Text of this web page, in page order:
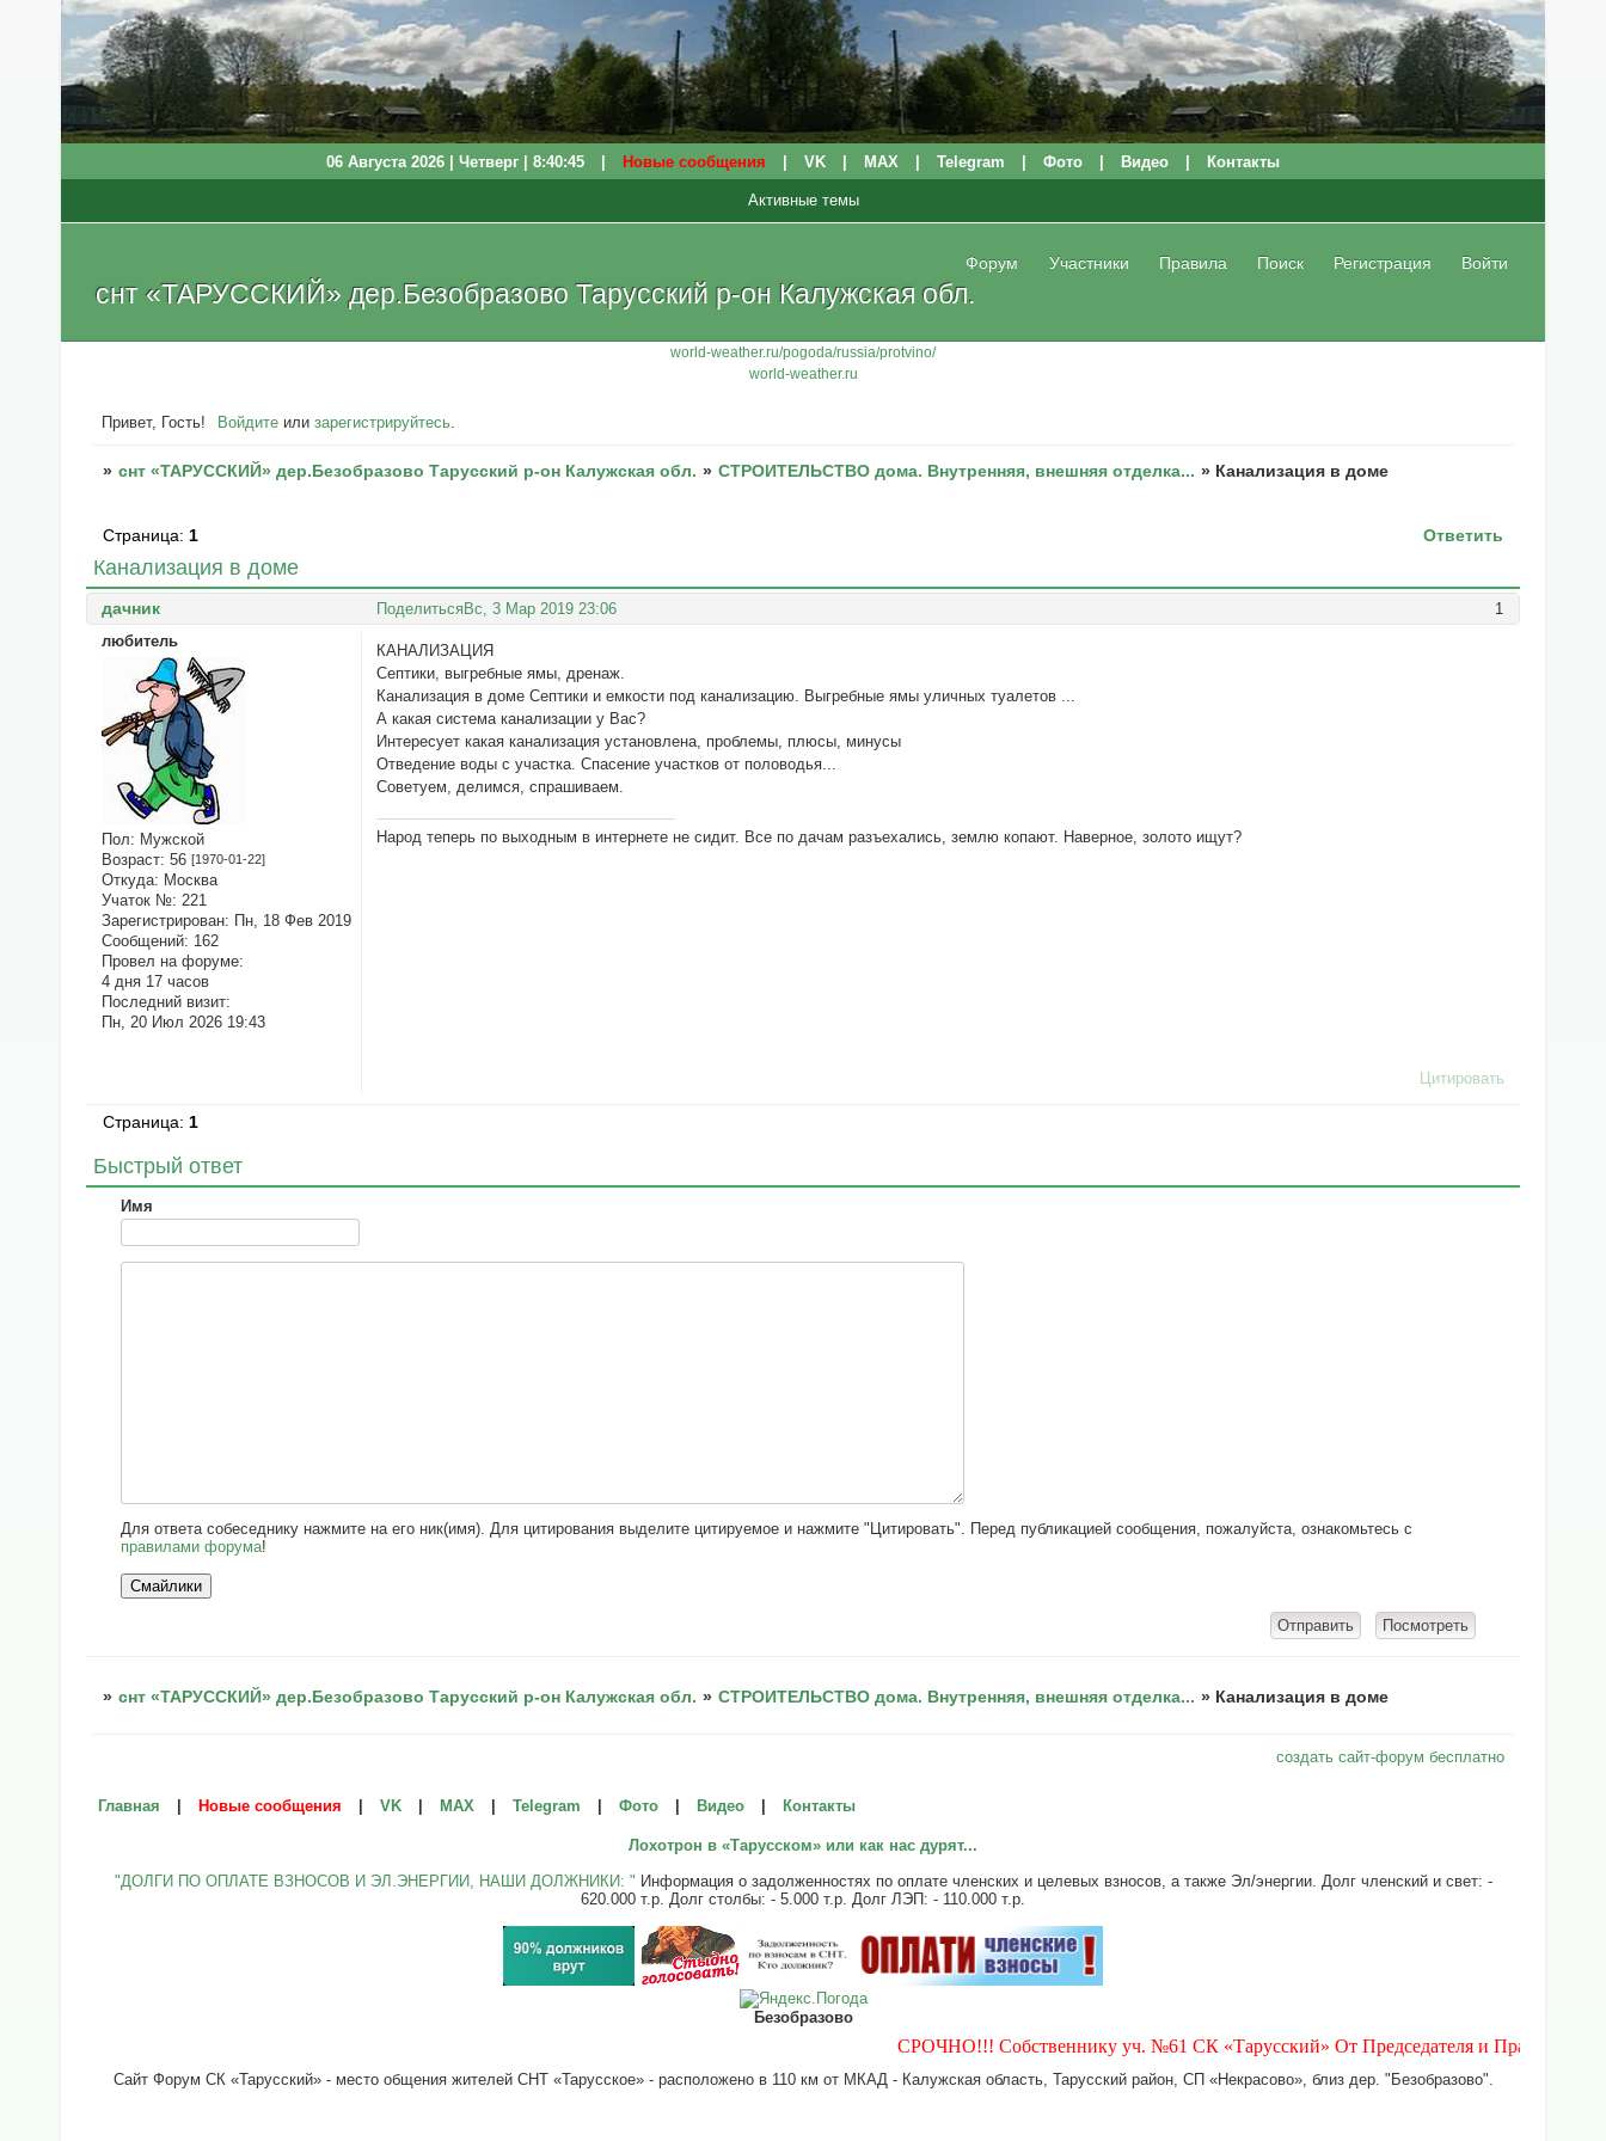
06 Августа 2026 | Четверг | 8:40:45 Новые сообщения VK МАХ Telegram Фото Видео Контакты
world-weather.ru/pogoda/russia/protvino/
world-weather.ru
снт «ТАРУССКИЙ» дер.Безобразово Тарусский р-он Калужская обл.
Форум Участники Правила Поиск Регистрация Войти
Активные темы
Привет, Гость! Войдите илизарегистрируйтесь.
» снт «ТАРУССКИЙ» дер.Безобразово Тарусский р-он Калужская обл. » СТРОИТЕЛЬСТВО дома. Внутренняя, внешняя отделка... » Канализация в доме
Канализация в доме
Страница: 1 Ответить
Поделиться 1
Вс, 3 Мар 2019 23:06
дачник
любитель
Пол: Мужской
Возраст: 56 [1970-01-22]
Откуда: Москва
Учаток №: 221
Зарегистрирован: Пн, 18 Фев 2019
Сообщений: 162
Провел на форуме:
4 дня 17 часов
Последний визит:
Пн, 20 Июл 2026 19:43
КАНАЛИЗАЦИЯ
Септики, выгребные ямы, дренаж.
Канализация в доме Септики и емкости под канализацию. Выгребные ямы уличных туалетов ...
А какая система канализации у Вас?
Интересует какая канализация установлена, проблемы, плюсы, минусы
Отведение воды с участка. Спасение участков от половодья...
Советуем, делимся, спрашиваем.
Народ теперь по выходным в интернете не сидит. Все по дачам разъехались, землю копают. Наверное, золото ищут?
Цитировать
Страница: 1
Быстрый ответ
Имя
Для ответа собеседнику нажмите на его ник(имя). Для цитирования выделите цитируемое и нажмите "Цитировать". Перед публикацией сообщения, пожалуйста, ознакомьтесь с
правилами форума!
» снт «ТАРУССКИЙ» дер.Безобразово Тарусский р-он Калужская обл. » СТРОИТЕЛЬСТВО дома. Внутренняя, внешняя отделка... » Канализация в доме
создать сайт-форум бесплатно
Главная Новые сообщения VK МАХ Telegram Фото Видео Контакты
Лохотрон в «Тарусском» или как нас дурят...
"ДОЛГИ ПО ОПЛАТЕ ВЗНОСОВ И ЭЛ.ЭНЕРГИИ, НАШИ ДОЛЖНИКИ: " Информация о задолженностях по оплате членских и целевых взносов, а также Эл/энергии. Долг членский и свет: -
620.000 т.р. Долг столбы: - 5.000 т.р. Долг ЛЭП: - 110.000 т.р.
Безобразово
СРОЧНО!!! Собственнику уч. №61 СК «Тарусский» От Председателя и Правления СК
Сайт Форум СК «Тарусский» - место общения жителей СНТ «Тарусское» - расположено в 110 км от МКАД - Калужская область, Тарусский район, СП «Некрасово», близ дер. "Безобразово".